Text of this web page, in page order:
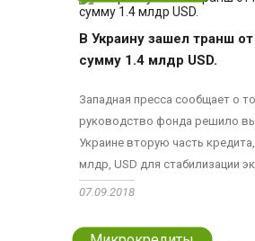
В Украину зашел транш
сумму 1.4 млдр USD.
Западная пресса сообщает о
руководство фонда решило
Украине вторую часть
млдр, USD для стабилизации
07.09.2018